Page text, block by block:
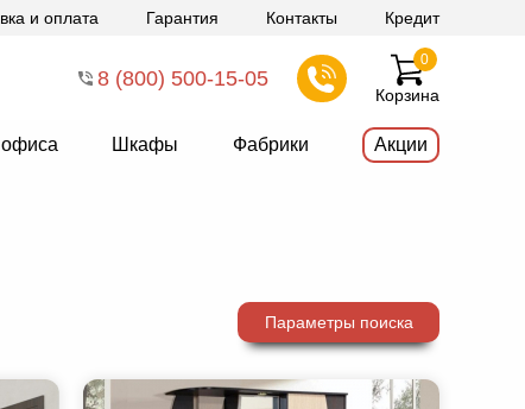
и оплата Гарантия Контакты Кредит
8 (800) 500-15-05
Корзина
0
Шкафы Фабрики Акции
Параметры поиска